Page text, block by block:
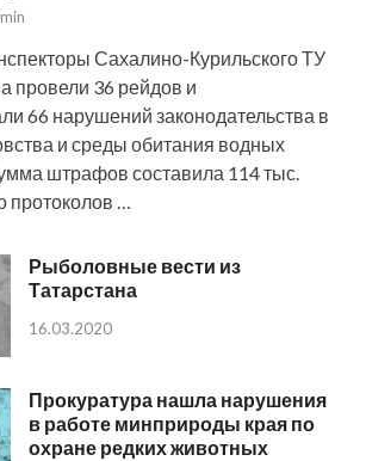
Сахалино-Курильского ТУ
провели 36 рейдов и
66 нарушений законодательства в
и среды обитания водных
штрафов составила 114 тыс.
протоколов …
Рыболовные вести из
Татарстана
16.03.2020
Прокуратура нашла нарушения
в работе минприроды края по
охране редких животных